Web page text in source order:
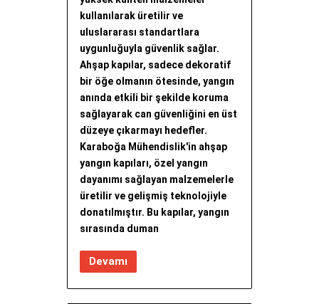
kullanılarak üretilir ve
uluslararası standartlara
uygunluğuyla güvenlik sağlar.
Ahşap kapılar, sadece dekoratif
bir öğe olmanın ötesinde, yangın
anında etkili bir şekilde koruma
sağlayarak can güvenliğini en üst
düzeye çıkarmayı hedefler.
Karaboğa Mühendislik'in ahşap
yangın kapıları, özel yangın
dayanımı sağlayan malzemelerle
üretilir ve gelişmiş teknolojiyle
donatılmıştır. Bu kapılar, yangın
sırasında duman
Devamı